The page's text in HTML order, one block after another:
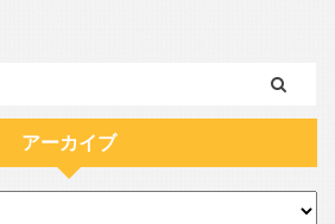
アーカイブ